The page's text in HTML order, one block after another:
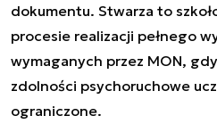
dokumentu. Stwarza to
procesie realizacji pełnego
wymaganych przez MON,
zdolności psychoruchowe
ograniczone.